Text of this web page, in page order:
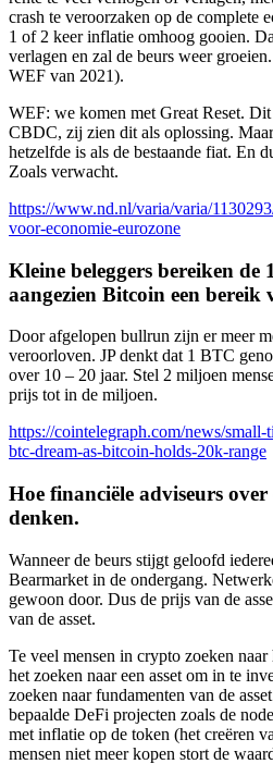
crash te veroorzaken op de complete
1 of 2 keer inflatie omhoog gooien.
verlagen en zal de beurs weer
WEF van 2021).
WEF: we komen met Great Reset.
CBDC, zij zien dit als oplossing.
hetzelfde is als de bestaande fiat. En
Zoals verwacht.
https://www.nd.nl/varia/varia/
voor-economie-eurozone
Kleine beleggers bereiken de
aangezien Bitcoin een bereik
Door afgelopen bullrun zijn er meer
veroorloven. JP denkt dat 1 BTC
over 10 – 20 jaar. Stel 2 miljoen
prijs tot in de miljoen.
https://cointelegraph.com/news/
btc-dream-as-bitcoin-holds-20k-range
Hoe financiële adviseurs over
denken.
Wanneer de beurs stijgt geloofd
Bearmarket in de ondergang.
gewoon door. Dus de prijs van de
van de asset.
Te veel mensen in crypto zoeken naar
het zoeken naar een asset om in te
zoeken naar fundamenten van de
bepaalde DeFi projecten zoals de
met inflatie op de token (het creëren
mensen niet meer kopen stort de